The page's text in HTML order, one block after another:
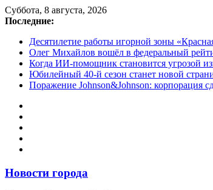
Перейти
к
Суббота, 8 августа, 2026
Последние:
Десятилетие работы игорной зоны
Олег Михайлов вошёл в федеральный
Когда ИИ-помощник становится угрозой
Юбилейный 40-й сезон станет новой
Поражение Johnson&Johnson: корпорация
Новости города